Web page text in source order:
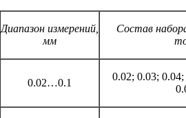
Диапазон измерений,
мм
Состав
0.02…0.1
0.02; 0.03;